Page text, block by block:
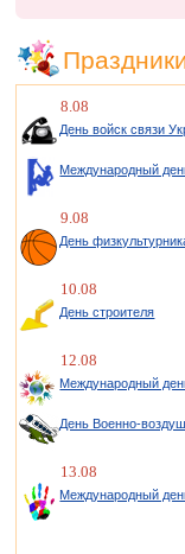
8.08
День войск связи
Международный
9.08
День
10.08
День строителя
12.08
Международный
День Военно-
13.08
Международный